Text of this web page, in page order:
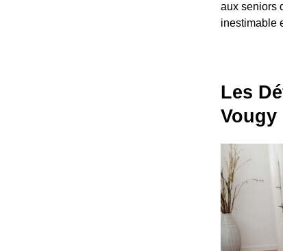
aux seniors
inestimable
Les
Vougy